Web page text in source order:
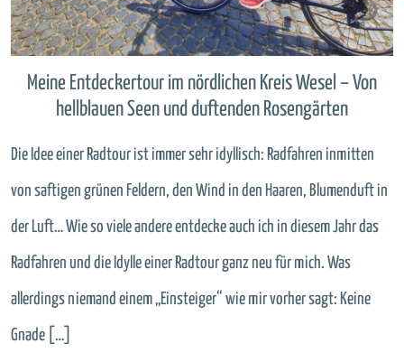
Meine Entdeckertour im nördlichen Kreis Wesel – Von
hellblauen Seen und duftenden Rosengärten
Die Idee einer Radtour ist immer sehr idyllisch: Radfahren inmitten
von saftigen grünen Feldern, den Wind in den Haaren, Blumenduft in
der Luft… Wie so viele andere entdecke auch ich in diesem Jahr das
Radfahren und die Idylle einer Radtour ganz neu für mich. Was
allerdings niemand einem „Einsteiger“ wie mir vorher sagt: Keine
Gnade […]